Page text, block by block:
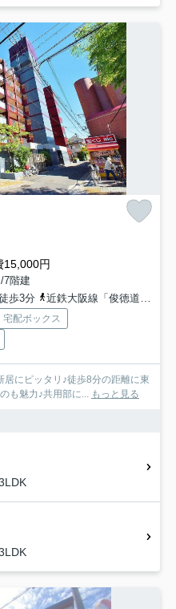
15,000円
7階建
歩3分
近鉄大阪線「俊徳道」駅 徒歩3分
宅配ボックス
居にピッタリ♪徒歩8分の距離に東
も魅力♪共用部に... もっと見る